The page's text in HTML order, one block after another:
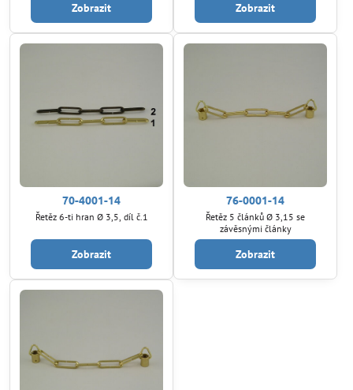
Zobrazit Zobrazit
70-4001-14
Řetěz 6-ti hran Ø 3,5, díl č.1
Zobrazit
76-0001-14
Řetěz 5 článků Ø 3,15 se
závěsnými články
Zobrazit